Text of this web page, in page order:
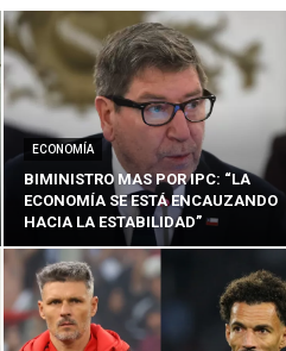
ECONOMÍA
BIMINISTRO MAS POR IPC: “LA
ECONOMÍA SE ESTÁ ENCAUZANDO
HACIA LA ESTABILIDAD”